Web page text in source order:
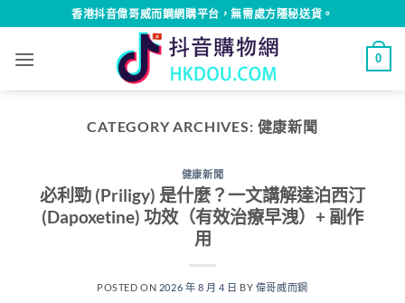
to
content
香港抖音偉哥威而鋼網購平台，無需處方隱秘送貨。
0
CATEGORY ARCHIVES: 健康新聞
健康新聞
必利勁 (Priligy) 是什麼？一文講解達泊西汀
(Dapoxetine) 功效（有效治療早洩）+ 副作
用
POSTED ON 2026 年 8 月 4 日 BY 偉哥威而鋼